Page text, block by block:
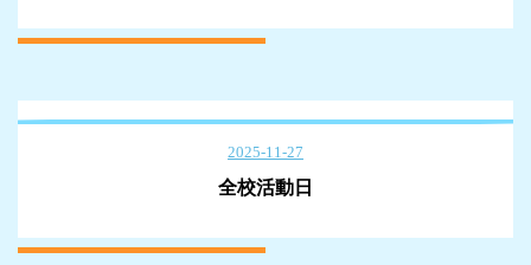
2025-11-27
全校活動日